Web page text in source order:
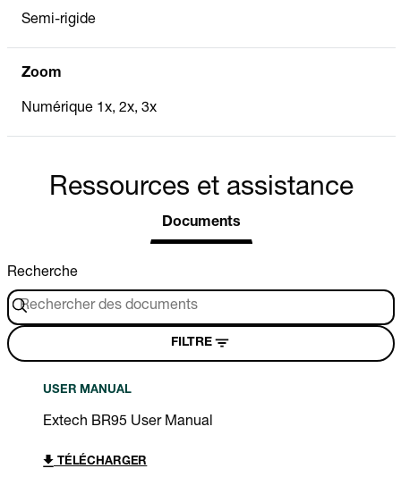
Semi-rigide
Zoom
Numérique 1x, 2x, 3x
Ressources et assistance
Documents
Recherche
FILTRE
USER MANUAL
Extech BR95 User Manual
TÉLÉCHARGER